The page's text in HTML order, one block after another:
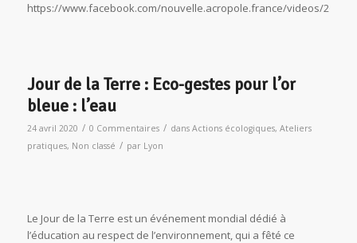
https://www.facebook.com/nouvelle.acropole.france/videos/
Jour de la Terre : Eco-gestes pour l’or
bleue : l’eau
24 avril 2020 / 0 Commentaires / dans Actions écologiques, Ateliers
pratiques, Non classé / par Lyon
Le Jour de la Terre est un événement mondial dédié à
l’éducation au respect de l’environnement, qui a fêté ce